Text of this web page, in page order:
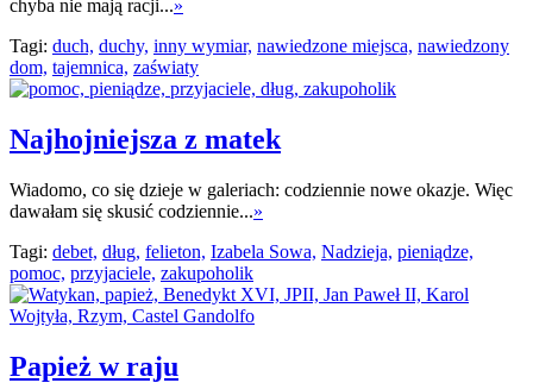
chyba nie mają racji...»
Tagi: duch, duchy, inny wymiar, nawiedzone miejsca, nawiedzony
dom, tajemnica, zaświaty
Najhojniejsza z matek
Wiadomo, co się dzieje w galeriach: codziennie nowe okazje. Więc
dawałam się skusić codziennie...»
Tagi: debet, dług, felieton, Izabela Sowa, Nadzieja, pieniądze,
pomoc, przyjaciele, zakupoholik
Papież w raju